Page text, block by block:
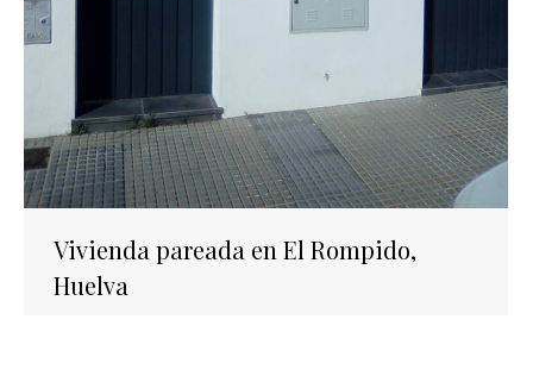
Vivienda pareada en El Rompido,
Huelva